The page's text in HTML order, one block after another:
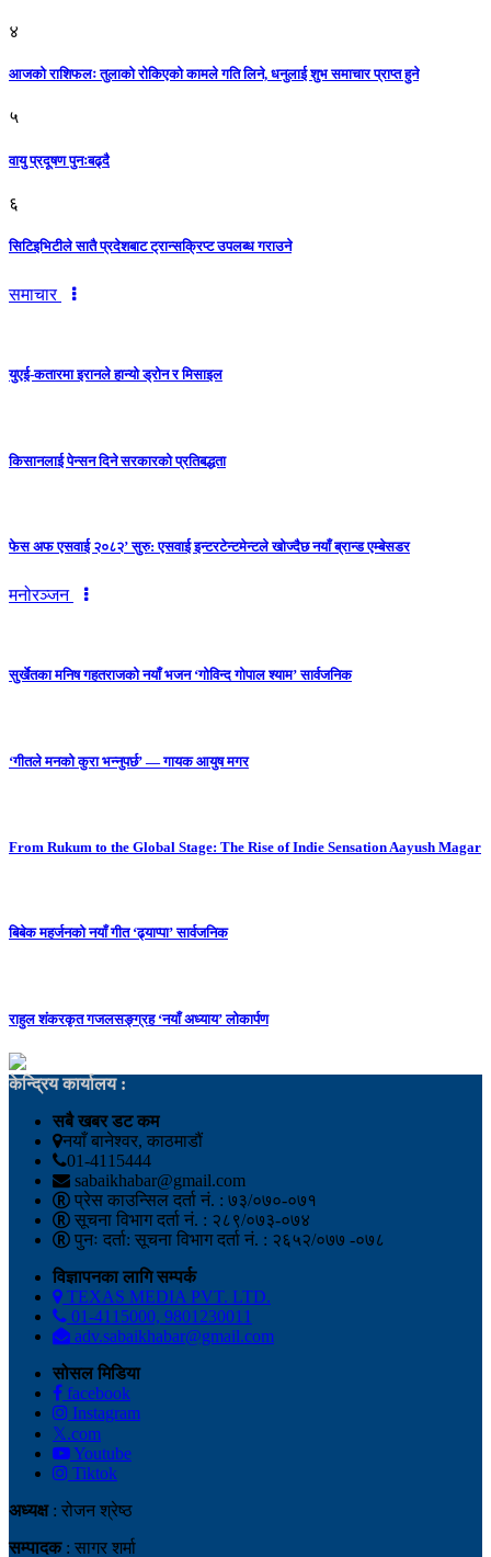
४
आजको राशिफलः तुलाकाे रोकिएको कामले गति लिने, धनुलाई शुभ समाचार प्राप्त हुने
५
वायु प्रदूषण पुनःबढ्दै
६
सिटिइभिटीले सातै प्रदेशबाट ट्रान्सक्रिप्ट उपलब्ध गराउने
समाचार
युएई-कतारमा इरानले हान्यो ड्रोन र मिसाइल
किसानलाई पेन्सन दिने सरकारको प्रतिबद्धता
फेस अफ एसवाई २०८२’ सुरु: एसवाई इन्टरटेन्टमेन्टले खोज्दैछ नयाँ ब्रान्ड एम्बेसडर
मनोरञ्जन
सुर्खेतका मनिष गहतराजको नयाँ भजन ‘गोविन्द गोपाल श्याम’ सार्वजनिक
‘गीतले मनको कुरा भन्नुपर्छ’ — गायक आयुष मगर
From Rukum to the Global Stage: The Rise of Indie Sensation Aayush Magar
बिबेक महर्जनको नयाँ गीत ‘ढ्याप्पा’ सार्वजनिक
राहुल शंकरकृत गजलसङ्ग्रह ‘नयाँ अध्याय’ लोकार्पण
केन्द्रिय कार्यालय :
सबै खबर डट कम
नयाँ बानेश्वर, काठमाडौं
01-4115444
sabaikhabar@gmail.com
प्रेस काउन्सिल दर्ता नं. : ७३/०७०-०७१
सूचना विभाग दर्ता नं. : २८९/०७३-०७४
पुनः दर्ता: सूचना विभाग दर्ता नं. : २६५२/०७७ -०७८
विज्ञापनका लागि सम्पर्क
TEXAS MEDIA PVT. LTD.
01-4115000, 9801230011
adv.sabaikhabar@gmail.com
सोसल मिडिया
facebook
Instagram
𝕏.com
Youtube
Tiktok
अध्यक्ष: रोजन श्रेष्ठ
सम्पादक: सागर शर्मा